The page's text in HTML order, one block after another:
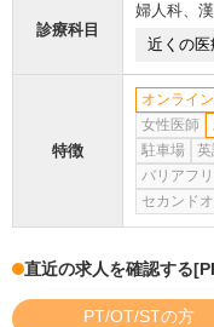
診療科目
婦人科、
近くの
特徴
オンライ
女性医師
駐車場
英
バリアフ
セカンド
直近の求人を確認する
PT/OT/STの方